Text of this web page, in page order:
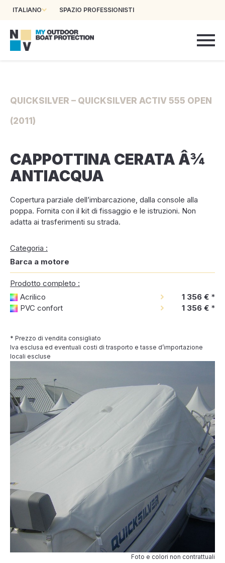
ITALIANO SPAZIO PROFESSIONISTI
QUICKSILVER – QUICKSILVER ACTIV 555 OPEN
(2011)
CAPPOTTINA CERATA Â¾
ANTIACQUA
Copertura parziale dell’imbarcazione, dalla console alla
poppa. Fornita con il kit di fissaggio e le istruzioni. Non
adatta ai trasferimenti su strada.
Categoria :
Barca a motore
Prodotto completo :
Acrilico
1 356 € *
PVC confort
1 356 € *
* Prezzo di vendita consigliato
Iva esclusa ed eventuali costi di trasporto e tasse d’importazione
locali escluse
Foto e colori non contrattuali